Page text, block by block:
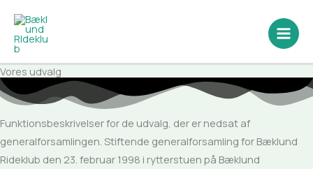
indholdet
Vores udvalg
Funktionsbeskrivelser for de udvalg, der er nedsat af
generalforsamlingen. Stiftende generalforsamling for Bæklund
Rideklub den 23. februar 1998 i rytterstuen på Bæklund